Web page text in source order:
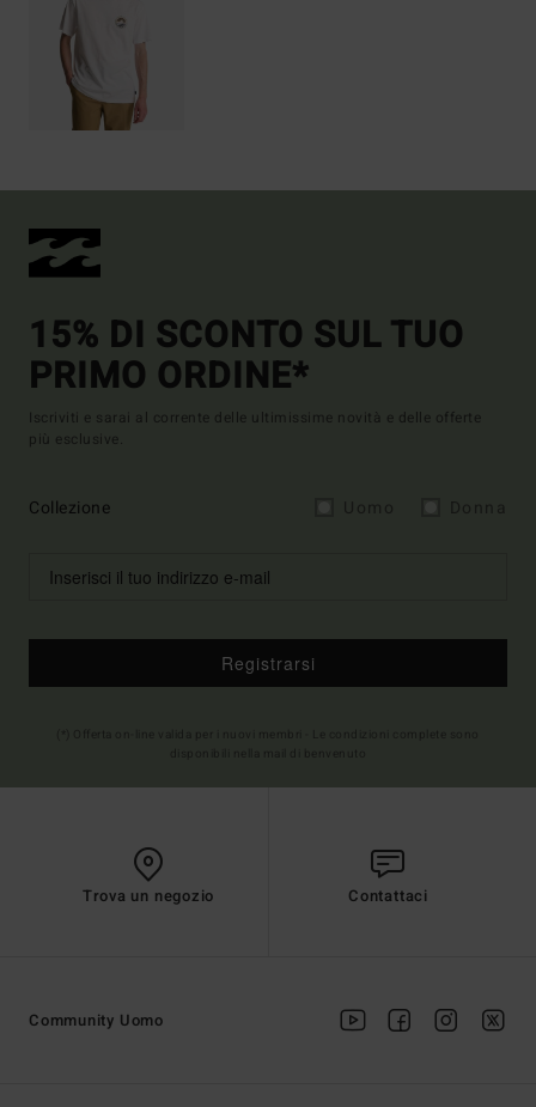
15% DI SCONTO SUL TUO
PRIMO ORDINE*
Iscriviti e sarai al corrente delle ultimissime novità e delle offerte
più esclusive.
Collezione
Registrarsi
Trova un negozio Contattaci
Community Uomo